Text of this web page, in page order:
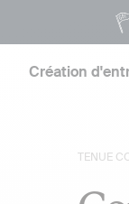
Création
TENUE